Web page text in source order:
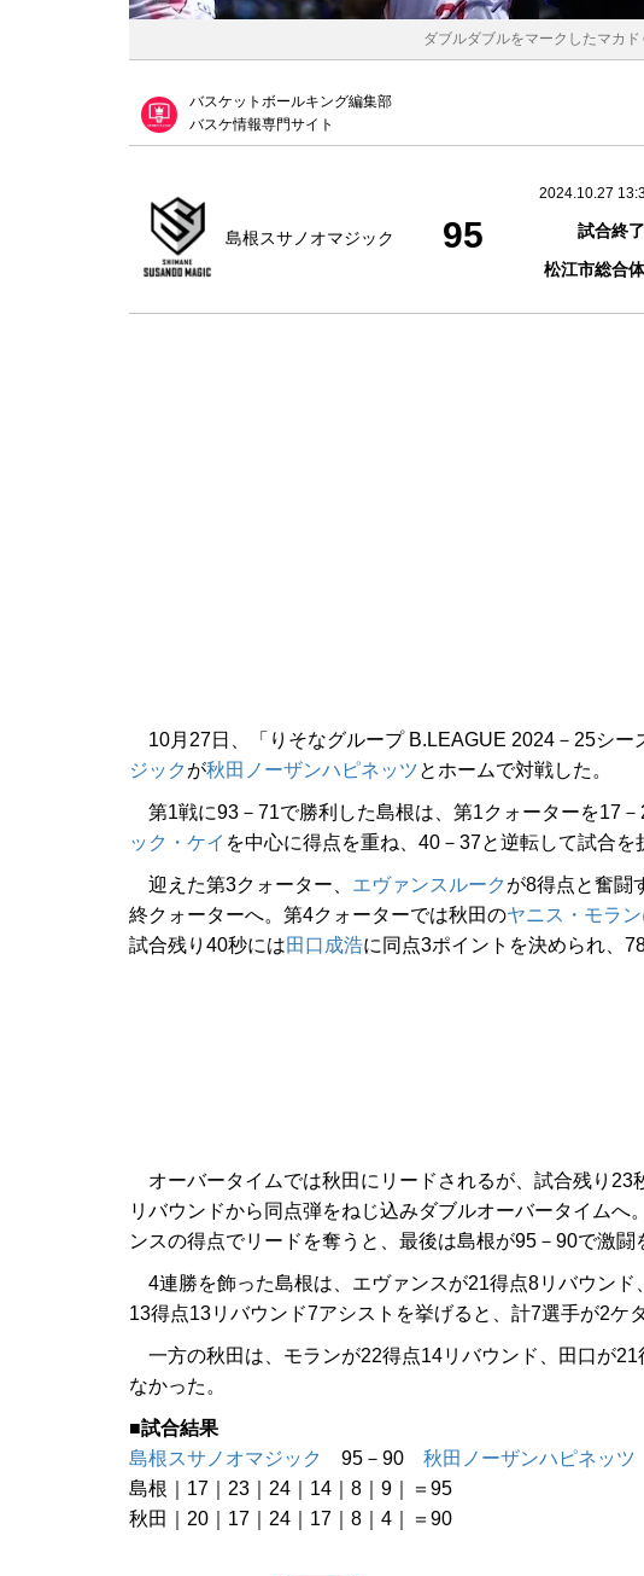
ダブルダブルをマークしたマカ
バスケットボールキング編集部
バスケ情報専門サイト
島根スサノオマジック 95
2024.10.27
試合終了
松江市総合
10月27日、「りそなグループ B.LEAGUE 2024－25シー
ジック が秋田ノーザンハピネッツとホームで対戦した。
第1戦に93－71で勝利した島根は、第1クォーターを17
ック・ケイ を中心に得点を重ね、40－37と逆転して試合を
迎えた第3クォーター、 エヴァンスルーク が8得点と奮闘
終クォーターへ。第4クォーターでは秋田のヤニス・モラン
試合残り40秒には田口成浩に同点3ポイントを決められ、
オーバータイムでは秋田にリードされるが、試合残り23
リバウンドから同点弾をねじ込みダブルオーバータイムへ
ンスの得点でリードを奪うと、最後は島根が95－90で激闘
4連勝を飾った島根は、エヴァンスが21得点8リバウン
13得点13リバウンド7アシストを挙げると、計7選手が2ケ
一方の秋田は、モランが22得点14リバウンド、田口が
なかった。
■試合結果
島根スサノオマジック
95－90 秋田ノーザンハピネッツ
島根｜17｜23｜24｜14｜8｜9｜＝95
秋田｜20｜17｜24｜17｜8｜4｜＝90